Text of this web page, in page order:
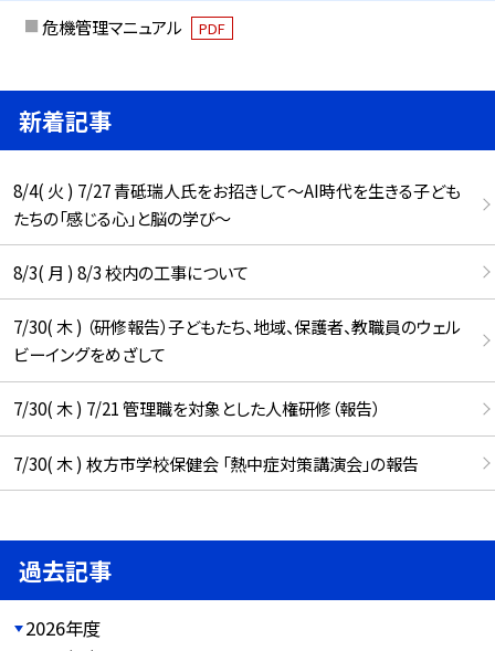
危機管理マニュアル PDF
新着記事
8/4( 火 ) 7/27 青砥瑞人氏をお招きして〜AI時代を生きる子ども
たちの「感じる心」と脳の学び〜
8/3( 月 ) 8/3 校内の工事について
7/30( 木 ) （研修報告）子どもたち、地域、保護者、教職員のウェル
ビーイングをめざして
7/30( 木 ) 7/21 管理職を対象とした人権研修（報告）
7/30( 木 ) 枚方市学校保健会 「熱中症対策講演会」の報告
過去記事
2026年度